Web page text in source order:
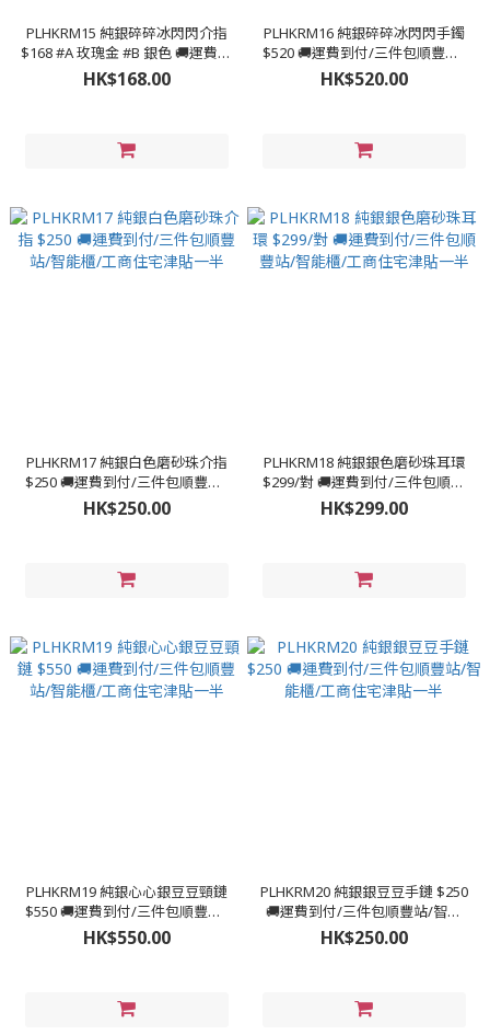
PLHKRM15 純銀碎碎冰閃閃介指
$168 #A 玫瑰金 #B 銀色 🚚運費到
付/三件包順豐站/智能櫃/工商住
宅津貼一半
HK$168.00
PLHKRM16 純銀碎碎冰閃閃手鐲
$520 🚚運費到付/三件包順豐站/
智能櫃/工商住宅津貼一半
HK$520.00
PLHKRM17 純銀白色磨砂珠介指
$250 🚚運費到付/三件包順豐站/
智能櫃/工商住宅津貼一半
HK$250.00
PLHKRM18 純銀銀色磨砂珠耳環
$299/對 🚚運費到付/三件包順豐
站/智能櫃/工商住宅津貼一半
HK$299.00
PLHKRM19 純銀心心銀豆豆頸鏈
$550 🚚運費到付/三件包順豐站/
智能櫃/工商住宅津貼一半
HK$550.00
PLHKRM20 純銀銀豆豆手鏈 $250
🚚運費到付/三件包順豐站/智能
櫃/工商住宅津貼一半
HK$250.00